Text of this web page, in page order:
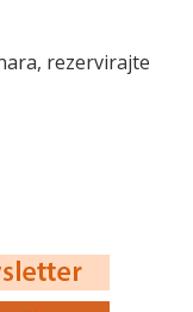
rezervirajte